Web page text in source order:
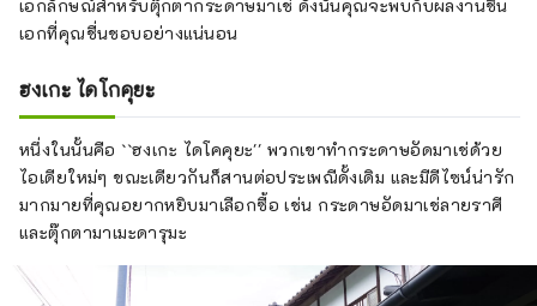
ในฐานะจุดเริ่มต้นของการเดินทางสู่โทโฮคุ
เอกลักษณ์สำหรับตุ๊กตากระดาษมาเช่ ดังนั้นคุณจะพบกับผลงานชิ้น
เอกที่คุณชื่นชอบอย่างแน่นอน
ฮงเกะ ไดโกคุยะ
หนึ่งในนั้นคือ ``ฮงเกะ ไดโคคุยะ'' พวกเขาทำกระดาษอัดมาเช่ด้วย
ไอเดียใหม่ๆ ขณะเดียวกันก็สานต่อประเพณีดั้งเดิม และมีดีไซน์น่ารัก
มากมายที่คุณอยากหยิบมาเลือกซื้อ เช่น กระดาษอัดมาเช่ลายราศี
และตุ๊กตามาเมะดารุมะ